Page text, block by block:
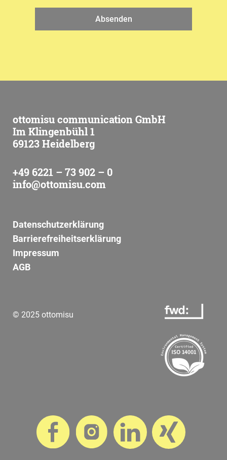
Absenden
ottomisu communication GmbH
Im Klingenbühl 1
69123 Heidelberg
+49 6221 – 73 902 – 0
info@ottomisu.com
Datenschutzerklärung
Barrierefreiheitserklärung
Impressum
AGB
© 2025 ottomisu